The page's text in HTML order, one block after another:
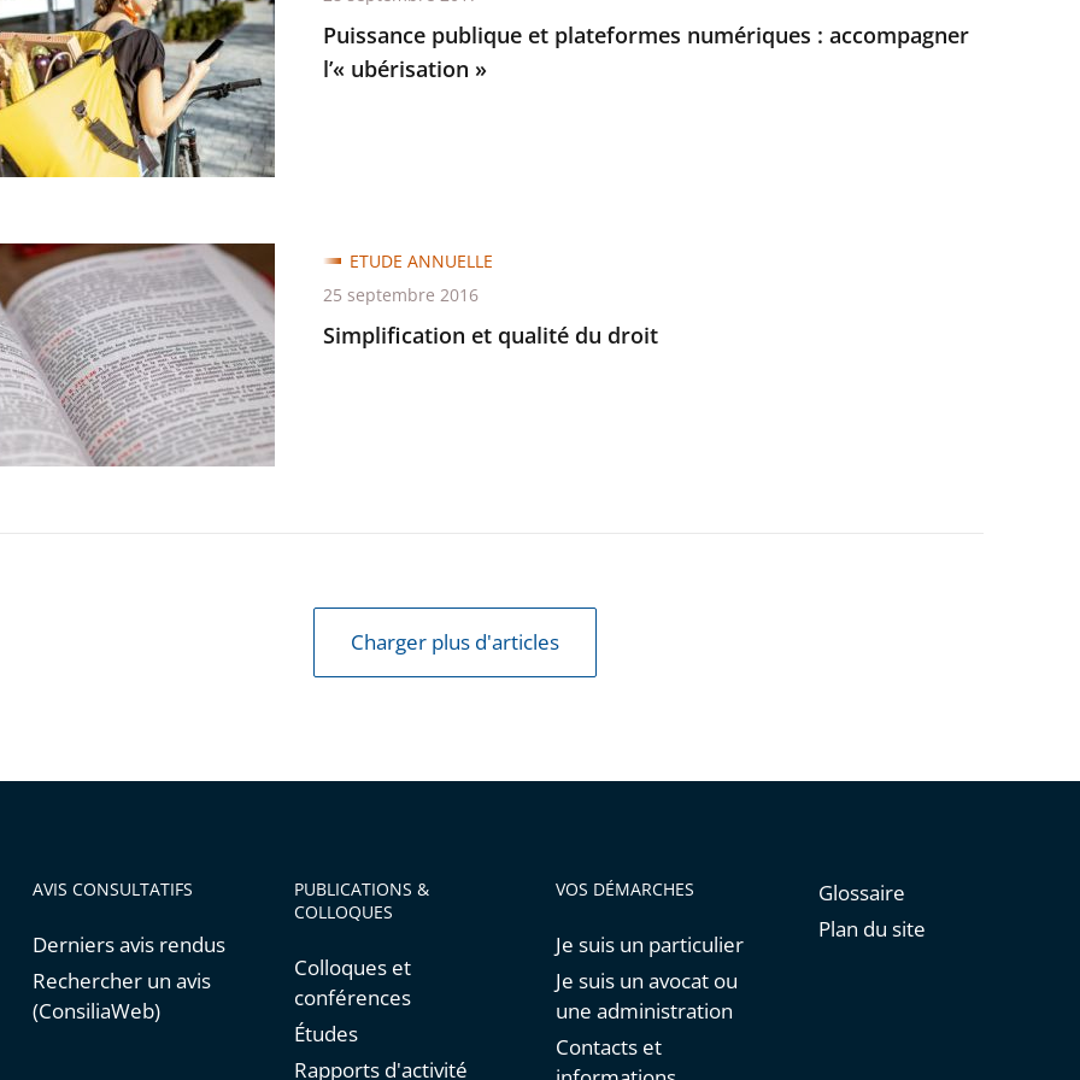
Puissance publique et plateformes numériques : accompagner
l’« ubérisation »
Simplification et qualité du droit
ETUDE ANNUELLE
25 septembre 2016
Charger plus d'articles
AVIS CONSULTATIFS
Derniers avis rendus
Rechercher un avis
(ConsiliaWeb)
PUBLICATIONS &
COLLOQUES
Colloques et
conférences
Études
Rapports d'activité
VOS DÉMARCHES
Je suis un particulier
Je suis un avocat ou
une administration
Contacts et
Glossaire
Plan du site